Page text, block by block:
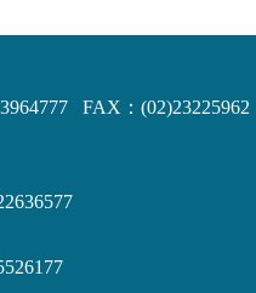
FAX：(02)23225962